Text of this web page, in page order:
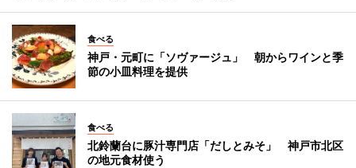
食べる
神戸・元町に「ソヴァージュ」 朝からワインと季
節の小皿料理を提供
食べる
北鈴蘭台に豚汁専門店「だしとみそ」 神戸市北区
の地元食材使う